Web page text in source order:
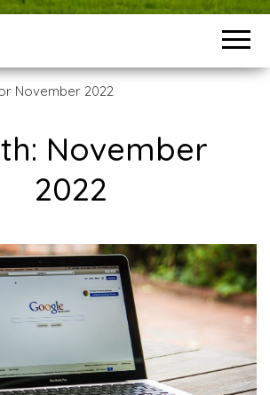
November 2022
November
2022